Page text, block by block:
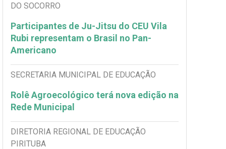
DO SOCORRO
Participantes de Ju-Jitsu do CEU Vila
Rubi representam o Brasil no Pan-
Americano
SECRETARIA MUNICIPAL DE EDUCAÇÃO
Rolê Agroecológico terá nova edição na
Rede Municipal
DIRETORIA REGIONAL DE EDUCAÇÃO
PIRITUBA